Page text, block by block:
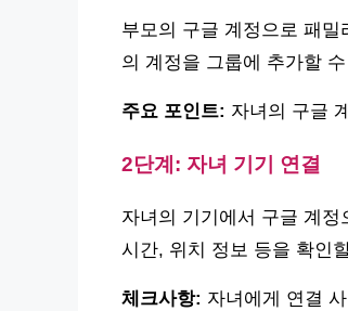
부모의 구글 계정으로 패
의 계정을 그룹에 추가할
주요 포인트: 자녀의 구글
2단계: 자녀 기기 연결
자녀의 기기에서 구글 계
시간, 위치 정보 등을 확인
체크사항: 자녀에게 연결